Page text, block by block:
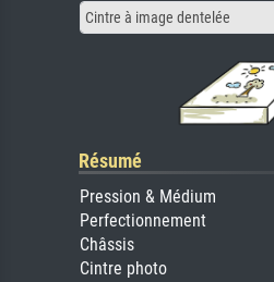
Cintre à image dentelée
Résumé
Pression & Médium
Perfectionnement
Châssis
Cintre photo